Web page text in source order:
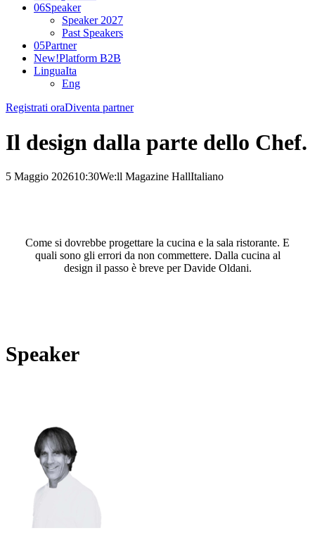
06Speaker
Speaker 2027
Past Speakers
05Partner
New!Platform B2B
LinguaIta
Eng
Registrati oraDiventa partner
Il design dalla parte dello Chef.
5 Maggio 202610:30We:ll Magazine HallItaliano
Come si dovrebbe progettare la cucina e la sala ristorante. E
quali sono gli errori da non commettere. Dalla cucina al
design il passo è breve per Davide Oldani.
Speaker